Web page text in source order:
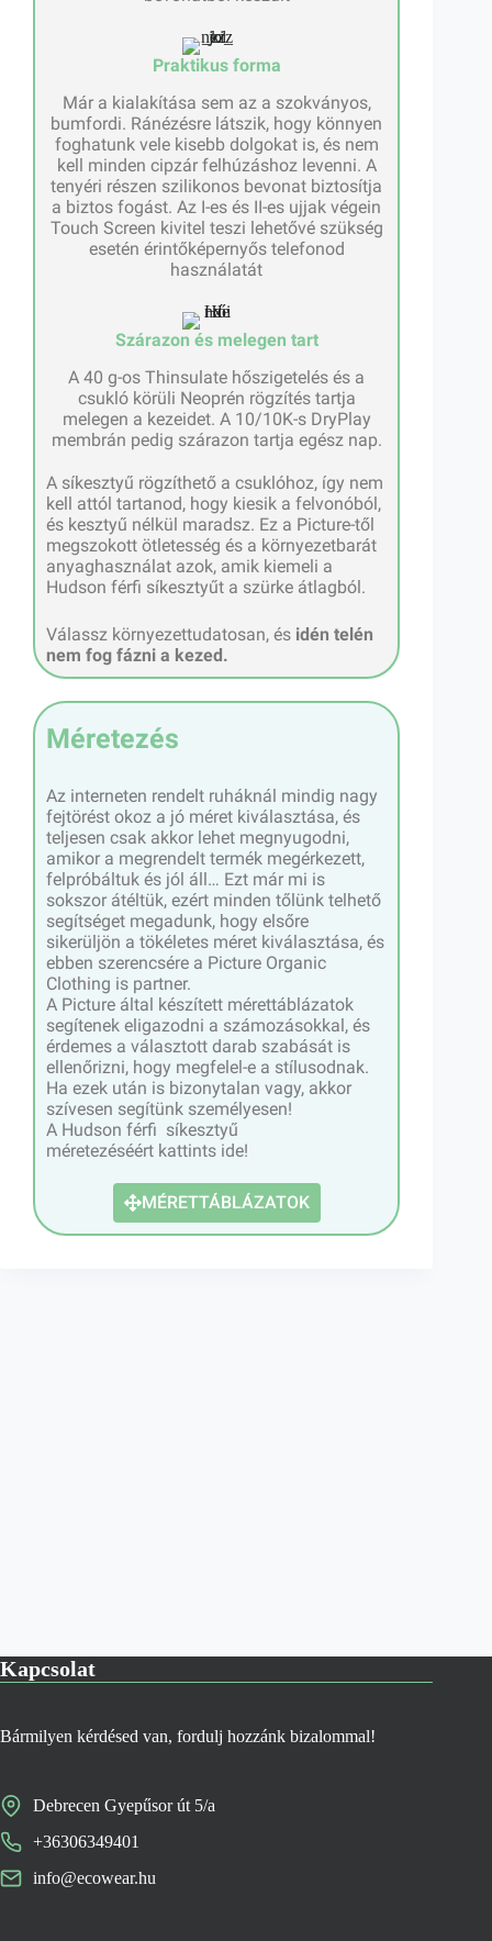
Praktikus forma
Már a kialakítása sem az a szokványos,
bumfordi. Ránézésre látszik, hogy könnyen
foghatunk vele kisebb dolgokat is, és nem
kell minden cipzár felhúzáshoz levenni. A
tenyéri részen szilikonos bevonat biztosítja
a biztos fogást. Az I-es és II-es ujjak végein
Touch Screen kivitel teszi lehetővé szükség
esetén érintőképernyős telefonod
használatát
Szárazon és melegen tart
A 40 g-os Thinsulate hőszigetelés és a
csukló körüli Neoprén rögzítés tartja
melegen a kezeidet. A 10/10K-s DryPlay
membrán pedig szárazon tartja egész nap.
A síkesztyű rögzíthető a csuklóhoz, így nem
kell attól tartanod, hogy kiesik a felvonóból,
és kesztyű nélkül maradsz. Ez a Picture-től
megszokott ötletesség és a környezetbarát
anyaghasználat azok, amik kiemeli a
Hudson férfi síkesztyűt a szürke átlagból.
Válassz környezettudatosan, és idén telén
nem fog fázni a kezed.
Méretezés
Az interneten rendelt ruháknál mindig nagy
fejtörést okoz a jó méret kiválasztása, és
teljesen csak akkor lehet megnyugodni,
amikor a megrendelt termék megérkezett,
felpróbáltuk és jól áll… Ezt már mi is
sokszor átéltük, ezért minden tőlünk telhető
segítséget megadunk, hogy elsőre
sikerüljön a tökéletes méret kiválasztása, és
ebben szerencsére a Picture Organic
Clothing is partner.
A Picture által készített mérettáblázatok
segítenek eligazodni a számozásokkal, és
érdemes a választott darab szabását is
ellenőrizni, hogy megfelel-e a stílusodnak.
Ha ezek után is bizonytalan vagy, akkor
szívesen segítünk személyesen!
A Hudson férfi síkesztyű
méretezéséért kattints ide!
MÉRETTÁBLÁZATOK
Kapcsolat
Bármilyen kérdésed van, fordulj hozzánk bizalommal!
Debrecen Gyepűsor út 5/a
+36306349401
info@ecowear.hu